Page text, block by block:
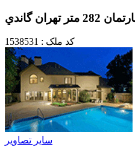
تهران گاندي
کد ملک : 1538531
سایر تصاویر